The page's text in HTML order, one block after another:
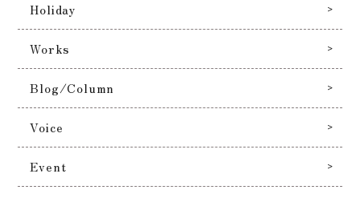
Holiday
Works
Blog/Column
Voice
Event